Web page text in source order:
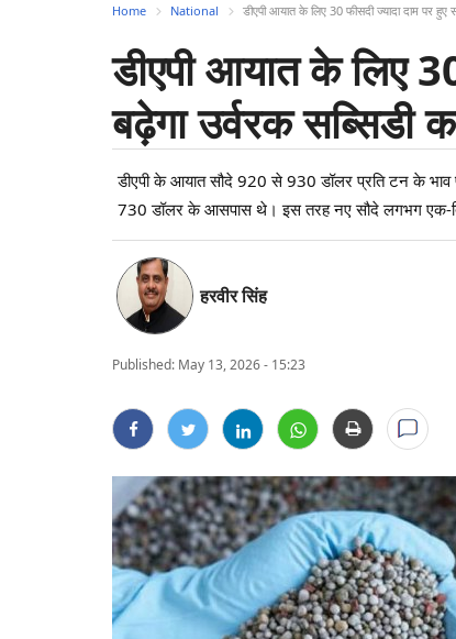
Home National डीएपी आयात के लिए 30 फीसदी ज्यादा दाम पर हुए
डीएपी आयात के लिए
बढ़ेगा उर्वरक सब्सिडी
डीएपी के आयात सौदे 920 से 930 डॉलर प्रति टन के भाव
730 डॉलर के आसपास थे। इस तरह नए सौदे लगभग एक-
हरवीर सिंह
Published: May 13, 2026 - 15:23